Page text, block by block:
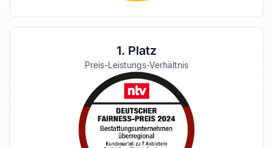
1. Platz
Preis-Leistungs-Verhältnis